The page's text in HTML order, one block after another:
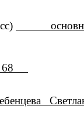
основное